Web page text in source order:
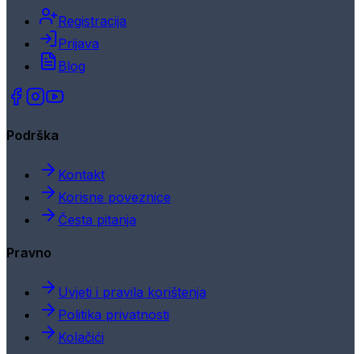
Registracija
Prijava
Blog
Podrška
Kontakt
Korisne poveznice
Česta pitanja
Pravno
Uvjeti i pravila korištenja
Politika privatnosti
Kolačići